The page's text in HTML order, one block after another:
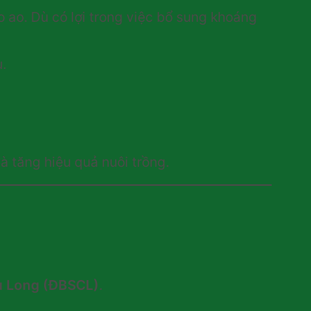
Dù có lợi trong việc bổ sung khoáng
tăng hiệu quả nuôi trồng.
(ĐBSCL).